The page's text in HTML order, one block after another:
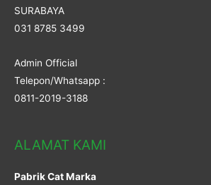
SURABAYA
031 8785 3499
Admin Official
Telepon/Whatsapp :
0811-2019-3188
ALAMAT KAMI
Pabrik Cat Marka